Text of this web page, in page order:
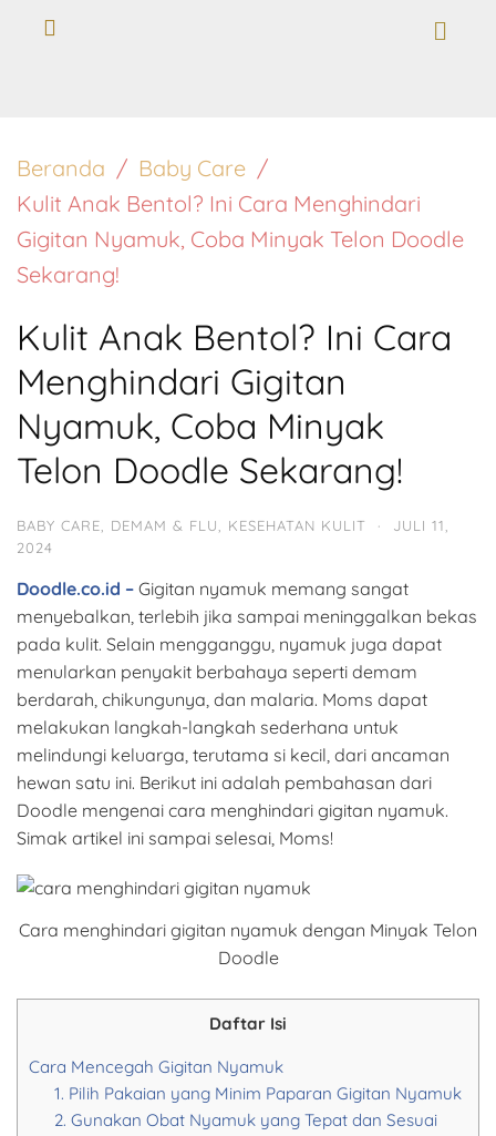
Beranda
Baby Care
Kulit Anak Bentol? Ini Cara Menghindari
Gigitan Nyamuk, Coba Minyak Telon Doodle
Sekarang!
Kulit Anak Bentol? Ini Cara
Menghindari Gigitan
Nyamuk, Coba Minyak
Telon Doodle Sekarang!
BABY CARE DEMAM & FLU KESEHATAN KULIT ·
JULI 11,
2024
Doodle.co.id – Gigitan nyamuk memang sangat
menyebalkan, terlebih jika sampai meninggalkan bekas
pada kulit. Selain mengganggu, nyamuk juga dapat
menularkan penyakit berbahaya seperti demam
berdarah, chikungunya, dan malaria. Moms dapat
melakukan langkah-langkah sederhana untuk
melindungi keluarga, terutama si kecil, dari ancaman
hewan satu ini. Berikut ini adalah pembahasan dari
Doodle mengenai cara menghindari gigitan nyamuk.
Simak artikel ini sampai selesai, Moms!
Cara menghindari gigitan nyamuk dengan Minyak Telon
Doodle
Daftar Isi
Cara Mencegah Gigitan Nyamuk
1. Pilih Pakaian yang Minim Paparan Gigitan Nyamuk
2. Gunakan Obat Nyamuk yang Tepat dan Sesuai